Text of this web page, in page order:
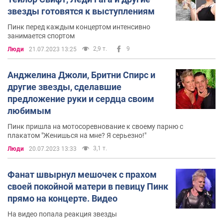
«Billboard».
Третий альбом Pink «Try This» вышел 11 ноября 2003
года. Восемь из тринадцати треков были написаны
совместно с Тимом Армстронгом из панк-группы
«Rancid». Линда Перри также приняла участие над
созданием альбома как автор стихов и композитор.
Альбом сразу попал в Тoп10 в Канаде,
Великобритании, Австралии и США. В последней он
получил статус платинового.
Все три сингла с альбома: «Trouble», «God Is A DJ,» и
«Last to Know» не получили особого успеха в США,
однако попали в Топ10 в других странах, особенно в
Великобритании и Австралии. Песня «Trouble»
позволила Pink получить вторую награду Гремми в
2003 году в номинации «Лучший женский рок вокал».
Pink снялась в эпизодических ролях в фильме «Ангелы
звезды готовятся к выступлениям
Пинк перед каждым концертом интенсивно
занимается спортом
Люди 21.07.2023 13:25 2,9 т. 9
Анджелина Джоли, Бритни Спирс и
другие звезды, сделавшие
предложение руки и сердца своим
любимым
Пинк пришла на мотосоревнование к своему парню с
плакатом "Женишься на мне? Я серьезно!"
Люди 20.07.2023 13:33 3,1 т.
Фанат швырнул мешочек с прахом
своей покойной матери в певицу Пинк
прямо на концерте. Видео
На видео попала реакция звезды